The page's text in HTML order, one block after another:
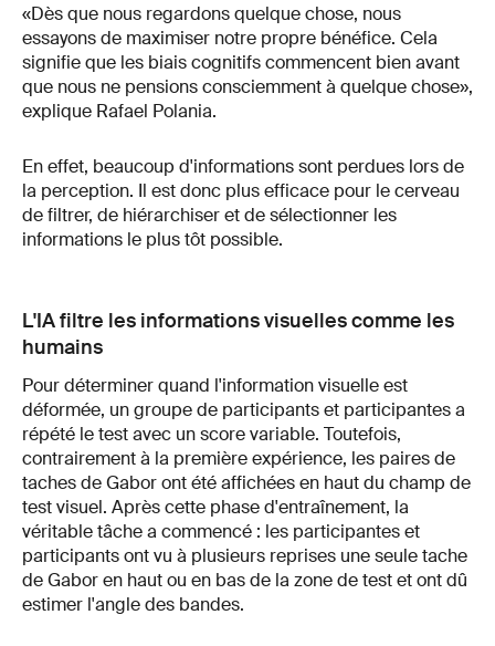
«Dès que nous regardons quelque chose, nous
essayons de maximiser notre propre bénéfice. Cela
signifie que les biais cognitifs commencent bien avant
que nous ne pensions consciemment à quelque chose»,
explique Rafael Polania.
En effet, beaucoup d'informations sont perdues lors de
la perception. Il est donc plus efficace pour le cerveau
de filtrer, de hiérarchiser et de sélectionner les
informations le plus tôt possible.
L'IA filtre les informations visuelles comme les
humains
Pour déterminer quand l'information visuelle est
déformée, un groupe de participants et participantes a
répété le test avec un score variable. Toutefois,
contrairement à la première expérience, les paires de
taches de Gabor ont été affichées en haut du champ de
test visuel. Après cette phase d'entraînement, la
véritable tâche a commencé : les participantes et
participants ont vu à plusieurs reprises une seule tache
de Gabor en haut ou en bas de la zone de test et ont dû
estimer l'angle des bandes.